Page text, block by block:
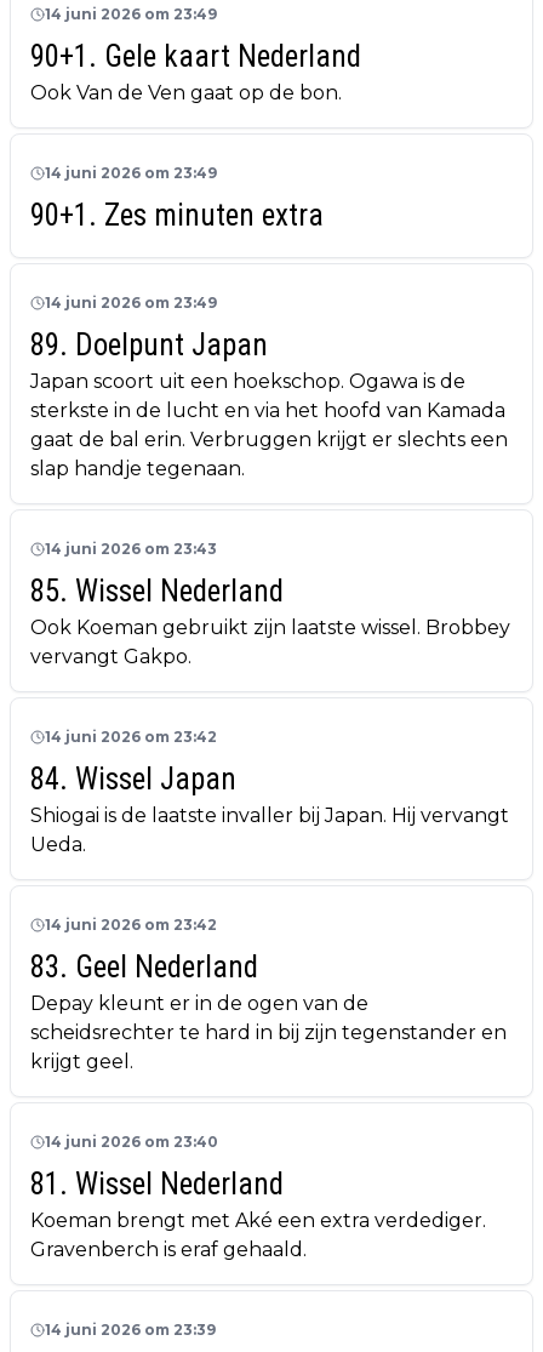
14 juni 2026 om 23:49
90+1. Gele kaart Nederland
Ook Van de Ven gaat op de bon.
14 juni 2026 om 23:49
90+1. Zes minuten extra
14 juni 2026 om 23:49
89. Doelpunt Japan
Japan scoort uit een hoekschop. Ogawa is de
sterkste in de lucht en via het hoofd van Kamada
gaat de bal erin. Verbruggen krijgt er slechts een
slap handje tegenaan.
14 juni 2026 om 23:43
85. Wissel Nederland
Ook Koeman gebruikt zijn laatste wissel. Brobbey
vervangt Gakpo.
14 juni 2026 om 23:42
84. Wissel Japan
Shiogai is de laatste invaller bij Japan. Hij vervangt
Ueda.
14 juni 2026 om 23:42
83. Geel Nederland
Depay kleunt er in de ogen van de
scheidsrechter te hard in bij zijn tegenstander en
krijgt geel.
14 juni 2026 om 23:40
81. Wissel Nederland
Koeman brengt met Aké een extra verdediger.
Gravenberch is eraf gehaald.
14 juni 2026 om 23:39